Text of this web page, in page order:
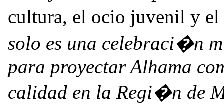
cultura, el ocio juvenil y
solo es una celebraci�n
para proyectar Alhama
calidad en la Regi�n de